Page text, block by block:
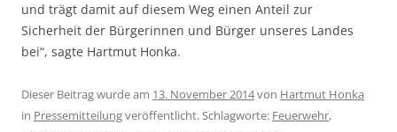
und trägt damit auf diesem Weg einen Anteil zur
Sicherheit der Bürgerinnen und Bürger unseres Landes
bei“, sagte Hartmut Honka.
Dieser Beitrag wurde am 13. November 2014von Hartmut Honka
in Pressemitteilungveröffentlicht. Schlagworte: Feuerwehr,